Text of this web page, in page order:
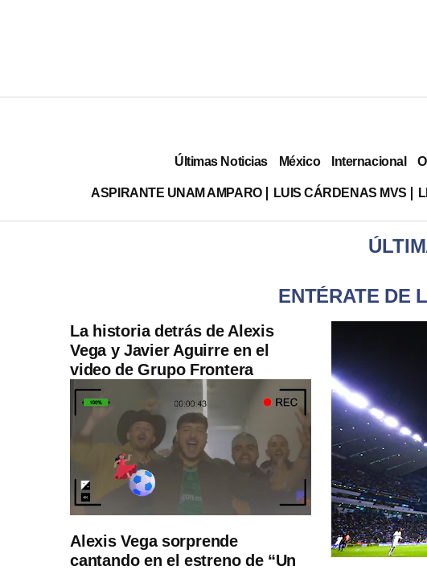
Últimas Noticias México Internacional
ASPIRANTE UNAM AMPARO LUIS CÁRDENAS MVS
ENTÉRATE DE
La historia detrás de Alexis
Vega y Javier Aguirre en el
video de Grupo Frontera
Alexis Vega sorprende
cantando en el estreno de “Un